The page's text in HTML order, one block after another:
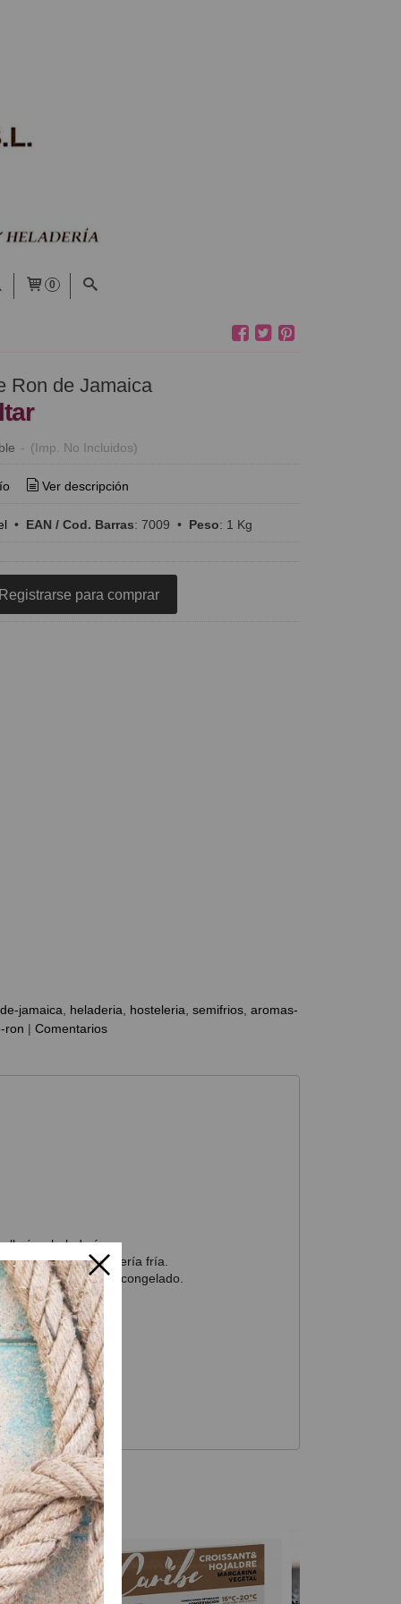
0
Ron de Jamaica
- (Imp. No Incluidos)
Ver descripción
• EAN / Cod. Barras: 7009 • Peso: 1 Kg
Registrarse para comprar
jamaica heladeria hosteleria semifrios aromas-
ron | Comentarios
y heladería.
también en pastelería fría.
al horneado y al congelado.